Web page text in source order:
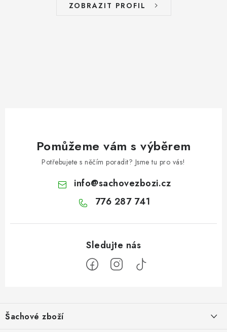
ZOBRAZIT PROFIL
Pomůžeme vám s výběrem
Potřebujete s něčím poradit? Jsme tu pro vás!
info@sachovezbozi.cz
776 287 741
á
pŠachové zboží